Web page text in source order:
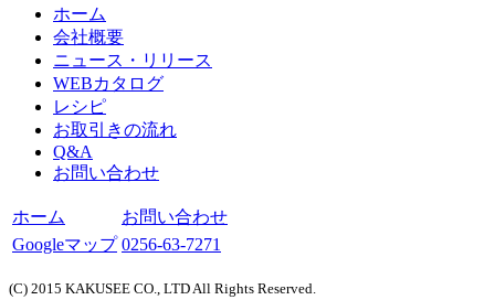
ホーム
会社概要
ニュース・リリース
WEBカタログ
レシピ
お取引きの流れ
Q&A
お問い合わせ
ホーム
お問い合わせ
Googleマップ 0256-63-7271
(C) 2015 KAKUSEE CO., LTD All Rights Reserved.